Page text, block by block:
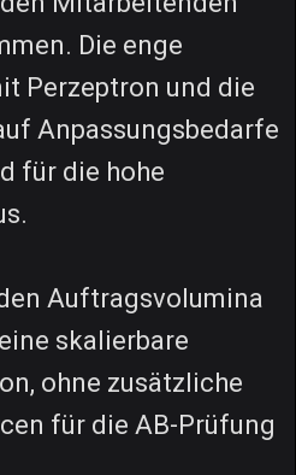
Die enge
Perzeptron und die
Anpassungsbedarfe
für die hohe
Auftragsvolumina
skalierbare
ohne zusätzliche
für die AB-Prüfung